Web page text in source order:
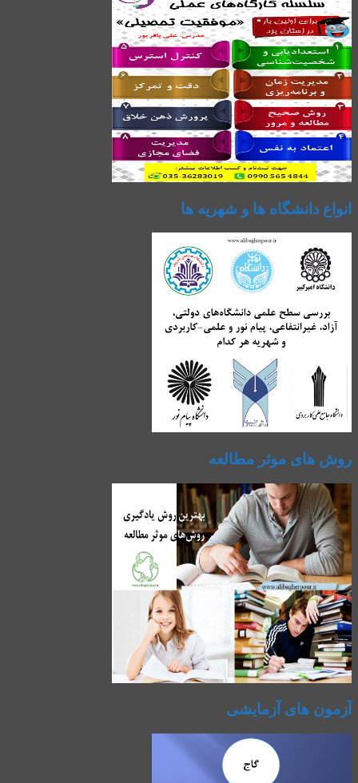
انواع دانشگاه ها و شهریه ها
روش های موثر مطالعه
آزمون های آزمایشی